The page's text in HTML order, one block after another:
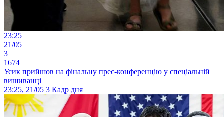
23:25
21/05
3
1674
Усик прийшов на фінальну прес-конференцію у спеціальній
вишиванці
23:25, 21/05 3 Кадр дня